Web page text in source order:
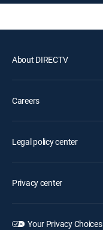
About DIRECTV
Careers
Legal policy center
Privacy center
Your Privacy Choices